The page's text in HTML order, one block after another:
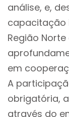
análise, e,
capacitação
Região
em
A
obrigatória,
através do